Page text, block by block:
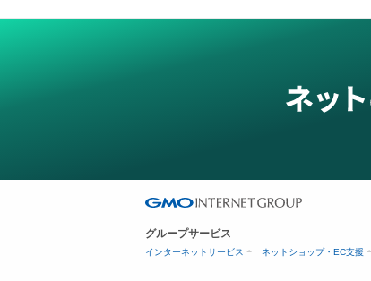
グループサービス
インターネットサービス ネットショップ・EC支援